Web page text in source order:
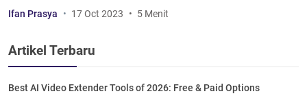
Ifan Prasya 17 Oct 2023 5 Menit
Artikel Terbaru
Best AI Video Extender Tools of 2026: Free & Paid Options